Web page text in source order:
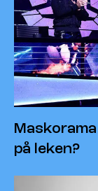
på leken?